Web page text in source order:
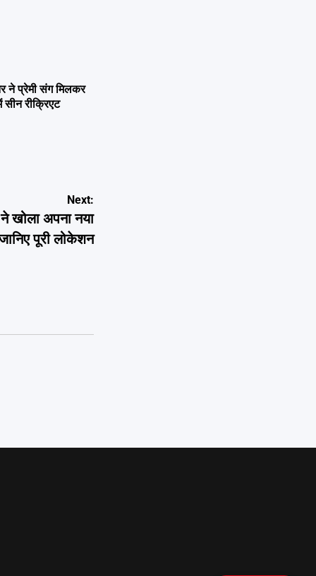
ने प्रेमी संग मिलकर
रीक्रिएट
Next:
खोला अपना नया
पूरी लोकेशन